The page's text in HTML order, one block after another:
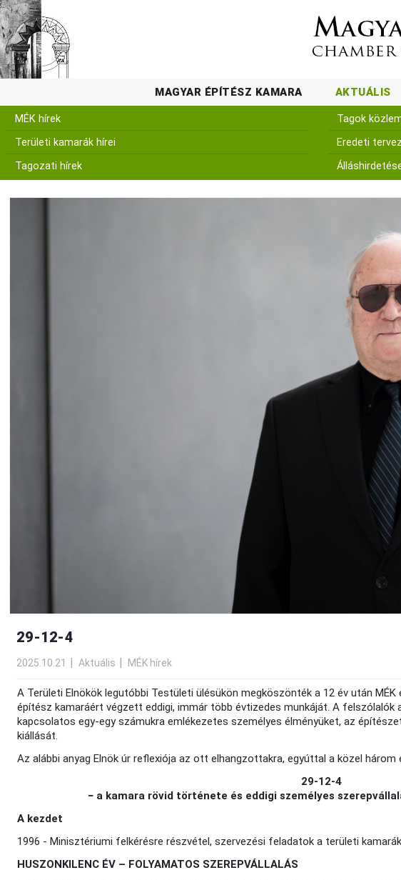
MAGYAR ÉPÍTÉSZ KAMARA AKTUÁLIS
MÉK hírek
Területi kamarák hírei
Tagozati hírek
Tagok
Eredeti
29-12-4
2025.10.21 Aktuális MÉK hírek
A Területi Elnökök legutóbbi Testületi ülésükön megköszönték a 12 év után
építész kamaráért végzett eddigi, immár több évtizedes munkáját. A
kapcsolatos egy-egy számukra emlékezetes személyes élményüket, az
kiállását.
Az alábbi anyag Elnök úr reflexiója az ott elhangzottakra, egyúttal a közel
29-12-4
− a kamara rövid története és eddigi személyes
A kezdet
1996 - Minisztériumi felkérésre részvétel, szervezési feladatok a területi
HUSZONKILENC ÉV – FOLYAMATOS SZEREPVÁLLALÁS